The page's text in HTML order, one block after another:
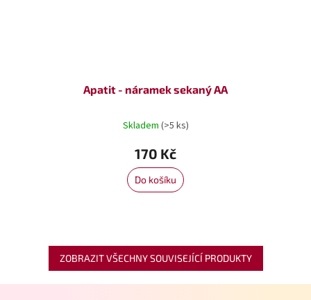
Apatit - náramek sekaný AA
Skladem (>5 ks)
170 Kč
Do košíku
ZOBRAZIT VŠECHNY SOUVISEJÍCÍ PRODUKTY